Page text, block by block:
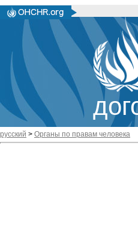
русский > Органы по правам человека